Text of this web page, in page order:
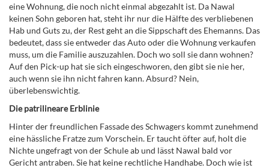
eine Wohnung, die noch nicht einmal abgezahlt ist. Da Nawal
keinen Sohn geboren hat, steht ihr nur die Hälfte des verbliebenen
Hab und Guts zu, der Rest geht an die Sippschaft des Ehemanns. Das
bedeutet, dass sie entweder das Auto oder die Wohnung verkaufen
muss, um die Familie auszuzahlen. Doch wo soll sie dann wohnen?
Auf den Pick-up hat sie sich eingeschworen, den gibt sie nie her,
auch wenn sie ihn nicht fahren kann. Absurd? Nein,
überlebenswichtig.
Die patrilineare Erblinie
Hinter der freundlichen Fassade des Schwagers kommt zunehmend
eine hässliche Fratze zum Vorschein. Er taucht öfter auf, holt die
Nichte ungefragt von der Schule ab und lässt Nawal bald vor
Gericht antraben. Sie hat keine rechtliche Handhabe. Doch wie ist